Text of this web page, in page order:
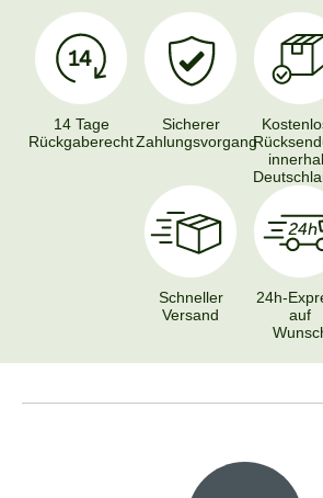
14 Tage
Rückgaberecht
Sicherer
Zahlungsvorgang
Schneller
Versand
24h-
auf